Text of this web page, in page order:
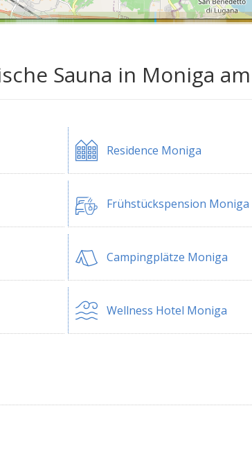
Sauna in Moniga
Residence Moniga
Frühstückspension Moniga
Campingplätze Moniga
Wellness Hotel Moniga